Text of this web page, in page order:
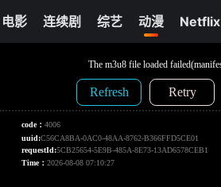
电影 连续剧 综艺 动漫 Netflix
我的观影记录
精灵小姐瘦不了